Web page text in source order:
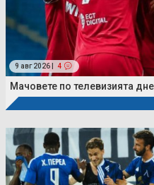
9 авг 2026 | 4
Мачовете по телевизията